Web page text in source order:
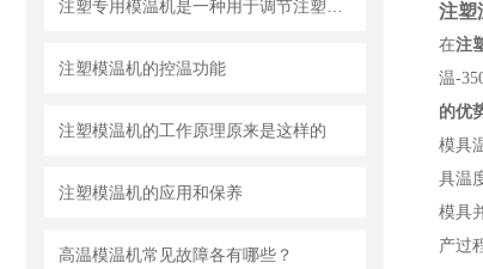
注塑模温机的控温功能
注塑模温机的工作原理原来是这样的
注塑模温机的应用和保养
高温模温机常见故障各有哪些？
注塑
在注
温-
的优
模具
具温
模具
产过